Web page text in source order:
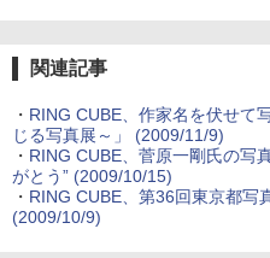
関連記事
・ RING CUBE、作家名を伏せて
じる写真展～」 (2009/11/9)
・ RING CUBE、菅原一剛氏の写
がとう” (2009/10/15)
・ RING CUBE、第36回東京都写
(2009/10/9)